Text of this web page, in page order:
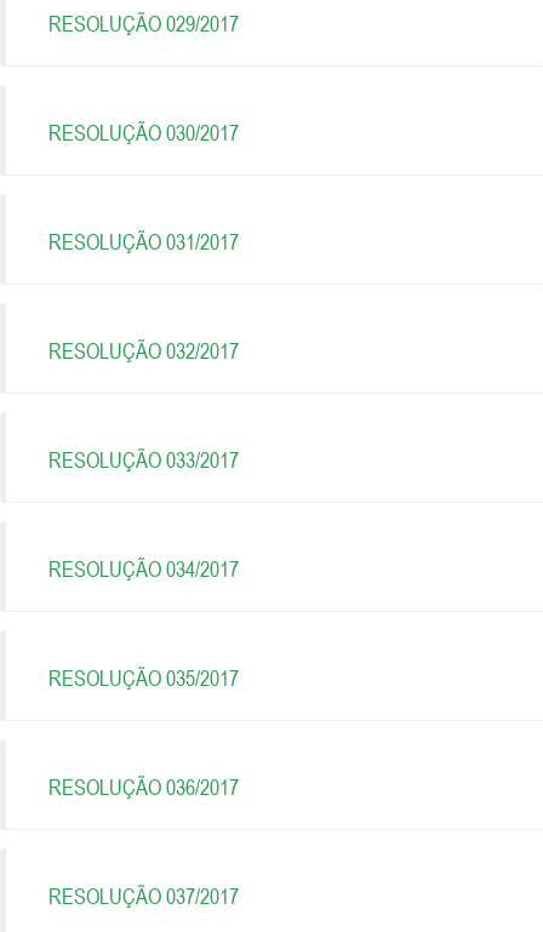
RESOLUÇÃO 029/2017
RESOLUÇÃO 030/2017
RESOLUÇÃO 031/2017
RESOLUÇÃO 032/2017
RESOLUÇÃO 033/2017
RESOLUÇÃO 034/2017
RESOLUÇÃO 035/2017
RESOLUÇÃO 036/2017
RESOLUÇÃO 037/2017